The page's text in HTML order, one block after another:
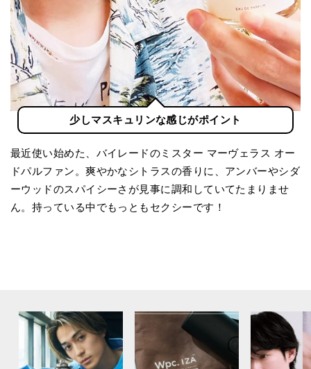
少しマスキュリンな感じがポイント
最近使い始めた、バイレードのミスター マーヴェラス オー
ドパルファン。爽やかなシトラスの香りに、アンバーやシダ
ーウッドのスパイシーさが見事に調和していてたまりませ
ん。持っている中でもっともセクシーです！